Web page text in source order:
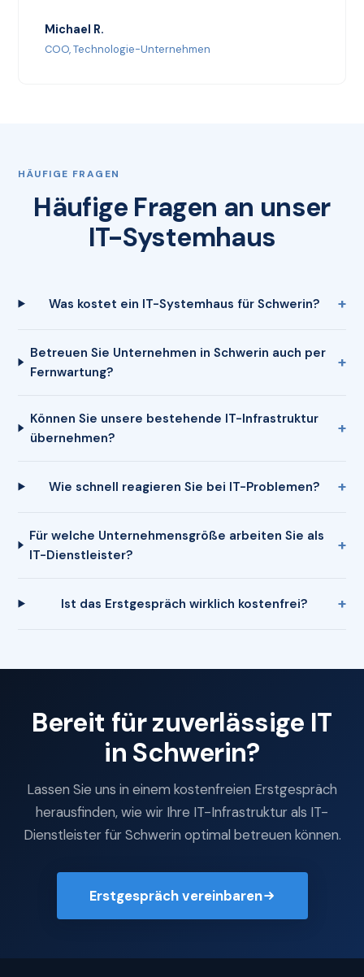
Michael R.
COO, Technologie-Unternehmen
HÄUFIGE FRAGEN
Häufige Fragen an unser
IT-Systemhaus
Was kostet ein IT-Systemhaus für Schwerin?
Betreuen Sie Unternehmen in Schwerin auch per
Fernwartung?
Können Sie unsere bestehende IT-Infrastruktur
übernehmen?
Wie schnell reagieren Sie bei IT-Problemen?
Für welche Unternehmensgröße arbeiten Sie als
IT-Dienstleister?
Ist das Erstgespräch wirklich kostenfrei?
Bereit für zuverlässige IT
in Schwerin?
Lassen Sie uns in einem kostenfreien Erstgespräch
herausfinden, wie wir Ihre IT-Infrastruktur als IT-
Dienstleister für Schwerin optimal betreuen können.
Erstgespräch vereinbaren